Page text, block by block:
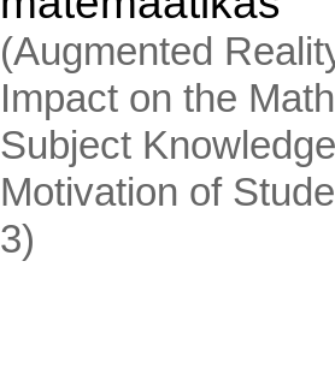
(Augmented
Impact on the
Subject
Motivation of
3)